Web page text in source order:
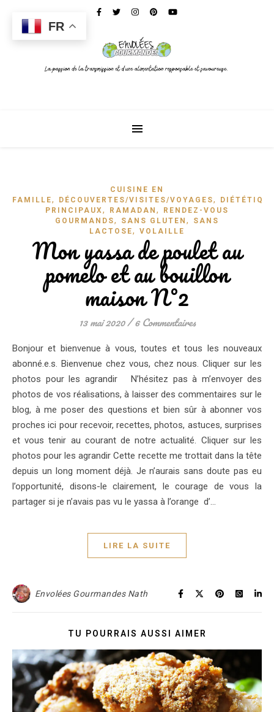
CUISINE EN
FAMILLE, DÉCOUVERTES/VISITES/VOYAGES,
PRINCIPAUX, RAMADAN ,
RENDEZ-VOUS
GOURMANDS, SANS GLUTEN ,
SANS
LACTOSE, VOLAILLE
Mon yassa de poulet au
pomelo et au bouillon
maison N°2
13 mai 2020/6 Commentaires
Bonjour et bienvenue à vous, toutes et tous les nouveaux
abonné.e.s. Bienvenue chez vous, chez nous. Cliquer sur les
photos pour les agrandir N’hésitez pas à m’envoyer des
photos de vos réalisations, à laisser des commentaires sur le
blog, à me poser des questions et bien sûr à abonner vos
proches ici pour recevoir, recettes, photos, astuces, surprises
et vous tenir au courant de notre actualité. Cliquer sur les
photos pour les agrandir Cette recette me trottait dans la tête
depuis un long moment déjà. Je n’aurais sans doute pas eu
l’opportunité, disons-le clairement, le courage de vous la
partager si je n’avais pas vu le yassa à l’orange d’…
LIRE LA SUITE
Envolées Gourmandes Nath
TU POURRAIS AUSSI AIMER
FR